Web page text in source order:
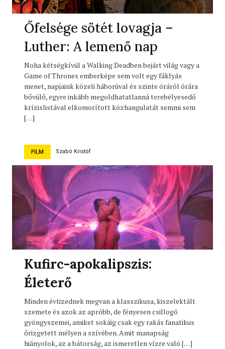
Őfelsége sötét lovagja –
Luther: A lemenő nap
Noha kétségkívül a Walking Deadben bejárt világ vagy a
Game of Thrones emberképe sem volt egy fáklyás
menet, napjaink közeli háborúval és szinte óráról órára
bővülő, egyre inkább megoldhatatlanná terebélyesedő
krízislistával elkomorított közhangulatát semmi sem
[…]
FILM Szabó Kristóf
Kufirc-apokalipszis:
Életerő
Minden évtizednek megvan a klasszikusa, kiszelektált
szemete és azok az apróbb, de fényesen csillogó
gyöngyszemei, amiket sokáig csak egy rakás fanatikus
őrizgetett mélyen a szívében. Amit manapság
hiányolok, az a bátorság, az ismeretlen vízre való […]